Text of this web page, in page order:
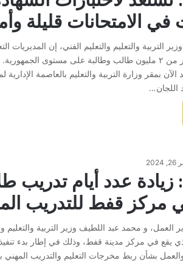
الامتحانات قليلة
التربية والتعليم والتعليم الفني، إن المديريات
من الأسبوع المقبل لأكثر من ٢ مليون طالب وطالبة على
الآن بمقر وزارة التربية والتعليم بالعاصمة
اللجان…
عدد أيام تدريب
مركز قفط للتدريب
و محمد عبد اللطيف وزير التربية والتعليم
يقع في مركز مدينة قفط، وذلك في إطار بدء تنفيذ
والعمل بشأن ربط مخرجات التعليم والتدريب